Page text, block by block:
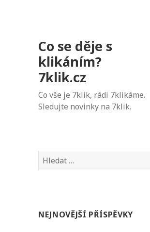
Co se děje s
klikáním?
7klik.cz
Co vše je 7klik, rádi 7klikáme.
Sledujte novinky na 7klik.
V
y
d
NEJNOVĚJŠÍ PŘÍSPĚVKY